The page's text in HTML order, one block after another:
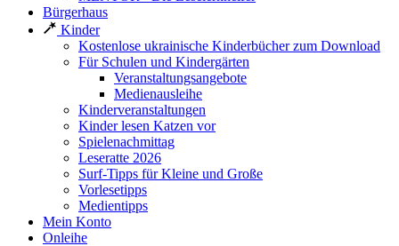
Bürgerhaus
Kinder
Kostenlose ukrainische Kinderbücher zum Download
Für Schulen und Kindergärten
Veranstaltungsangebote
Medienausleihe
Kinderveranstaltungen
Kinder lesen Katzen vor
Spielenachmittag
Leseratte 2026
Surf-Tipps für Kleine und Große
Vorlesetipps
Medientipps
Mein Konto
Onleihe